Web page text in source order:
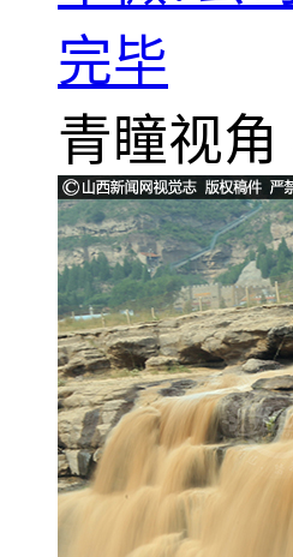
完毕
青瞳视角